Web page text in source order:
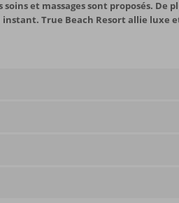
soins et massages sont proposés.
True Beach Resort allie luxe